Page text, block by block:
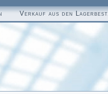
Verkauf aus den